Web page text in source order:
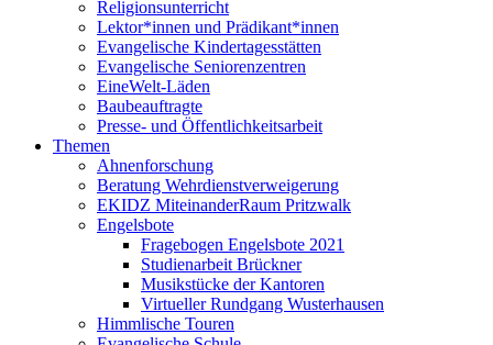
Religionsunterricht
Lektor*innen und Prädikant*innen
Evangelische Kindertagesstätten
Evangelische Seniorenzentren
EineWelt-Läden
Baubeauftragte
Presse- und Öffentlichkeitsarbeit
Themen
Ahnenforschung
Beratung Wehrdienstverweigerung
EKIDZ MiteinanderRaum Pritzwalk
Engelsbote
Fragebogen Engelsbote 2021
Studienarbeit Brückner
Musikstücke der Kantoren
Virtueller Rundgang Wusterhausen
Himmlische Touren